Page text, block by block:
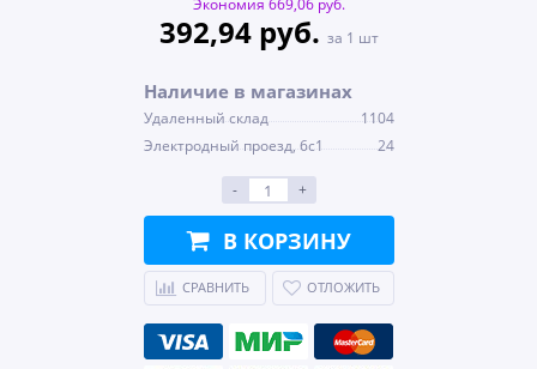
Экономия 669,06 руб.
392,94 руб. за 1 шт
Наличие в магазинах
Удаленный склад
1104
Электродный проезд, 6с1
24
- +
В КОРЗИНУ
СРАВНИТЬ ОТЛОЖИТЬ